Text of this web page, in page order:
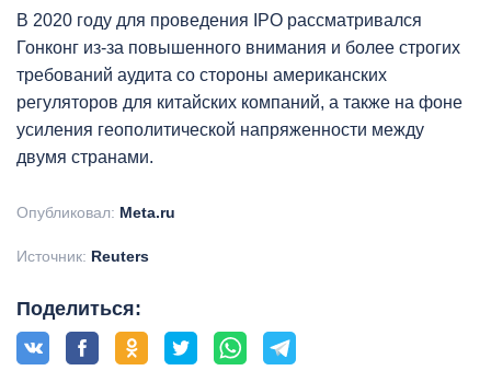
В 2020 году для проведения IPO рассматривался
Гонконг из-за повышенного внимания и более строгих
требований аудита со стороны американских
регуляторов для китайских компаний, а также на фоне
усиления геополитической напряженности между
двумя странами.
Опубликовал: Meta.ru
Источник: Reuters
Поделиться: